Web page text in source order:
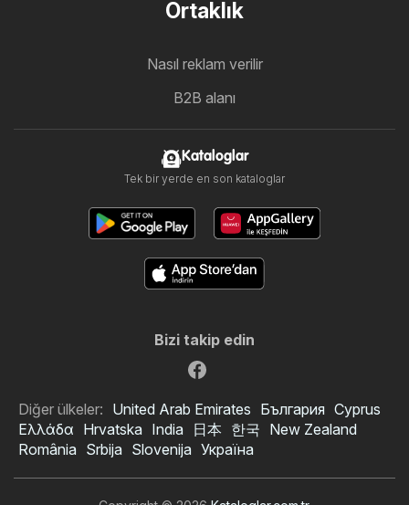
Ortaklık
Nasıl reklam verilir
B2B alanı
Kataloglar
Tek bir yerde en son kataloglar
Bizi takip edin
Diğer ülkeler: United Arab Emirates България Cyprus
Ελλάδα Hrvatska India 日本 한국 New Zealand
România Srbija Slovenija Україна